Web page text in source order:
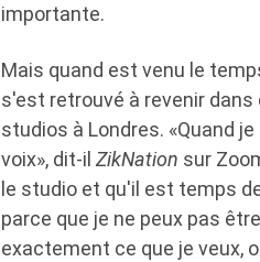
importante.
Mais quand est venu le
s'est retrouvé à revenir
studios à Londres. «Quand
voix», dit-il ZikNation sur
le studio et qu'il est temps
parce que je ne peux pas
exactement ce que je veux,